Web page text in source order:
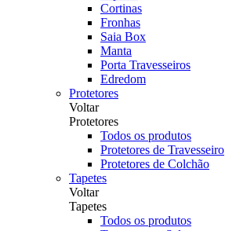
Cortinas
Fronhas
Saia Box
Manta
Porta Travesseiros
Edredom
Protetores
Voltar
Protetores
Todos os produtos
Protetores de Travesseiro
Protetores de Colchão
Tapetes
Voltar
Tapetes
Todos os produtos